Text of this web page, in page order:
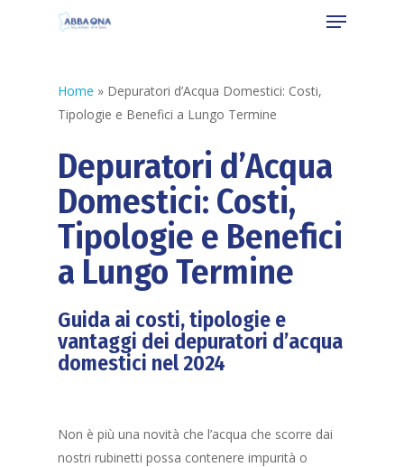
Home » Depuratori d’Acqua Domestici: Costi,
Tipologie e Benefici a Lungo Termine
Depuratori d’Acqua
Domestici: Costi,
Tipologie e Benefici
a Lungo Termine
Guida ai costi, tipologie e
vantaggi dei depuratori d’acqua
domestici nel 2024
Non è più una novità che l’acqua che scorre dai
nostri rubinetti possa contenere impurità o